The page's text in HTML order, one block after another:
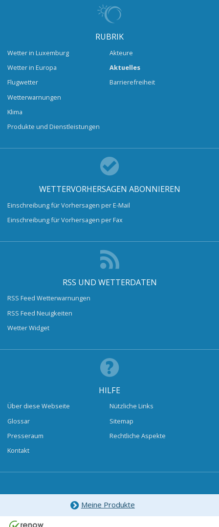
RUBRIK
Wetter in Luxemburg
Wetter in Europa
Flugwetter
Wetterwarnungen
Klima
Produkte und Dienstleistungen
Akteure
Aktuelles
Barrierefreiheit
WETTERVORHERSAGEN ABONNIEREN
Einschreibung für Vorhersagen per E-Mail
Einschreibung für Vorhersagen per Fax
RSS UND WETTERDATEN
RSS Feed Wetterwarnungen
RSS Feed Neuigkeiten
Wetter Widget
HILFE
Über diese Webseite
Glossar
Presseraum
Kontakt
Nützliche Links
Sitemap
Rechtliche Aspekte
Meine Produkte